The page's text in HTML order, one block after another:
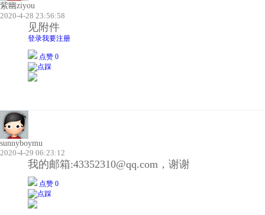
紫幽ziyou
2020-4-28 23:56:58
见附件
登录我要注册
点赞 0
sunnyboymu
2020-4-29 06:23:12
我的邮箱:43352310@qq.com，谢谢
点赞 0